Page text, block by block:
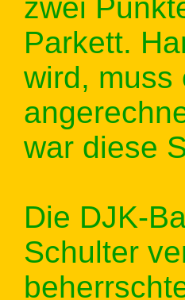
zwei
Parkett.
wird, muss
war diese
Die DJK-
Schulter